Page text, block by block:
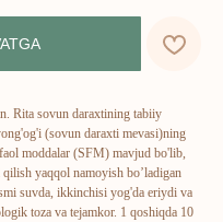
Rita sovun daraxtining tabiiy
(sovun daraxti mevasi)ning
moddalar (SFM) mavjud bo'lib,
yaqqol namoyish bo’ladigan
suvda, ikkinchisi yog'da eriydi va
toza va tejamkor. 1 qoshiqda 10